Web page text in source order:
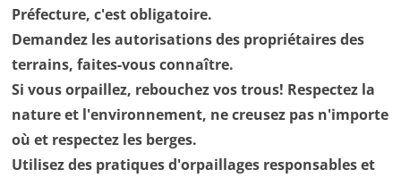
Préfecture, c'est obligatoire.
Demandez les autorisations des propriétaires des
terrains, faites-vous connaître.
Si vous orpaillez, rebouchez vos trous! Respectez la
nature et l'environnement, ne creusez pas n'importe
où et respectez les berges.
Utilisez des pratiques d'orpaillages responsables et